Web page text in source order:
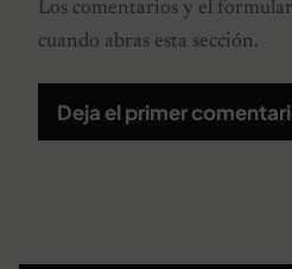
Los comentarios y el
cuando abras esta sección.
Deja el primer